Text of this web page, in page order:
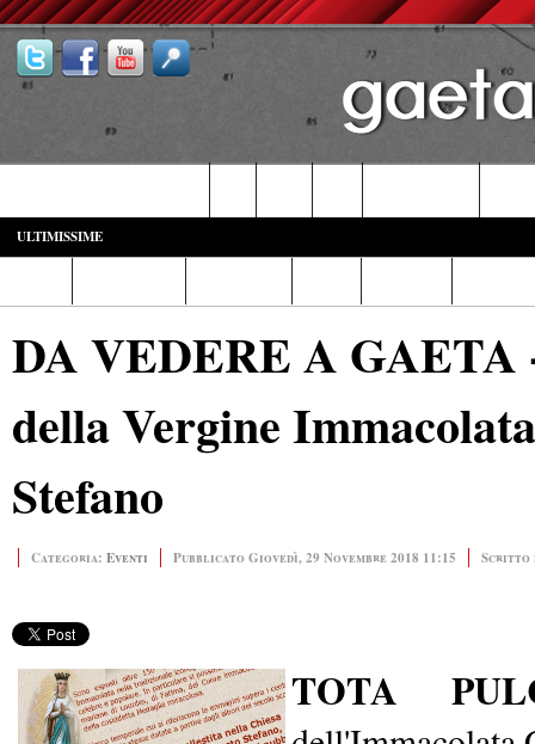
ULTIMISSIME
DA VEDERE A
della Vergine
Stefano
Categoria: Eventi Pubblicato Giovedì, 29 Novembre 2018 11:15 Scritto
TOTA